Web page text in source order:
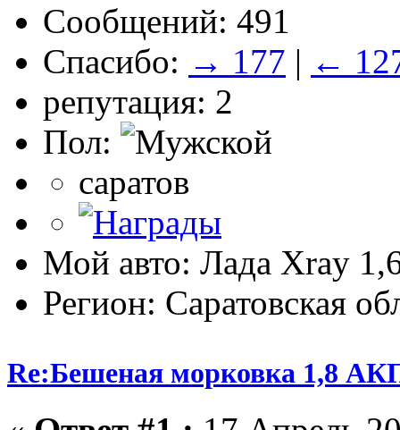
Сообщений: 491
Спасибо: → 177 | ←
репутация: 2
Пол:
саратов
Мой авто: Лада Xray
Регион: Саратовская
Re:Бешеная морковка 1,8